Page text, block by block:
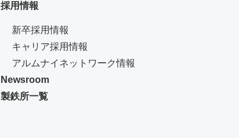
採用情報
新卒採用情報
キャリア採用情報
アルムナイネットワーク情報
Newsroom
製鉄所一覧